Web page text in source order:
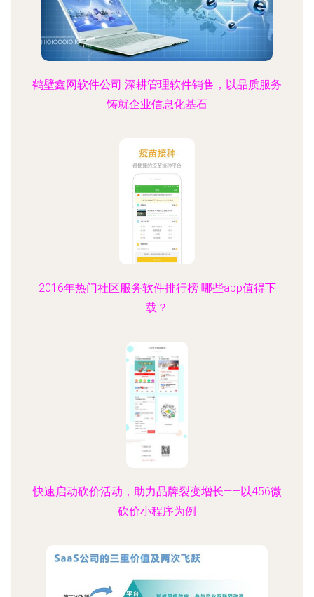
鹤壁鑫网软件公司 深耕管理软件销售，以品质服务
铸就企业信息化基石
2016年热门社区服务软件排行榜 哪些app值得下
载？
快速启动砍价活动，助力品牌裂变增长——以456微
砍价小程序为例